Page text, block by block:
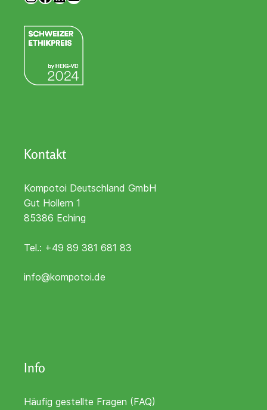
Kontakt
Kompotoi Deutschland GmbH
Gut Hollern 1
85386 Eching
Tel.: +49 89 381 681 83
info@kompotoi.de
Info
Häufig gestellte Fragen (FAQ)